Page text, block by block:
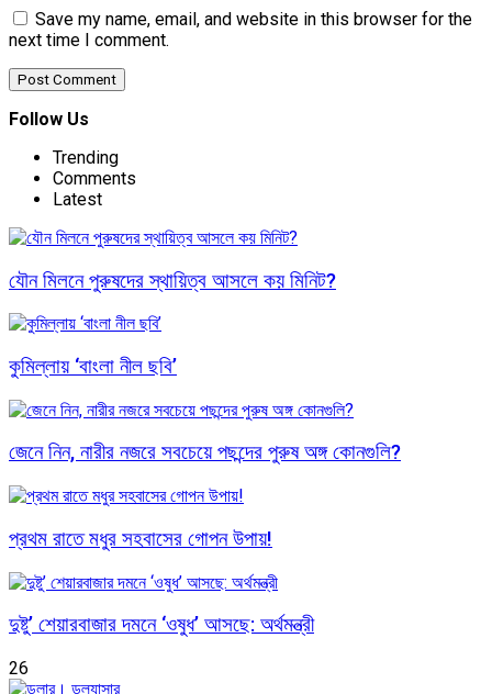
Save my name, email, and website in this browser for the
next time I comment.
Follow Us
Trending
Comments
Latest
যৌন মিলনে পুরুষদের স্থায়িত্ব আসলে কয় মিনিট?
কুমিল্লায় ‘বাংলা নীল ছবি’
জেনে নিন, নারীর নজরে সবচেয়ে পছন্দের পুরুষ অঙ্গ কোনগুলি?
প্রথম রাতে মধুর সহবাসের গোপন উপায়!
দুষ্টু’ শেয়ারবাজার দমনে ‘ওষুধ’ আসছে: অর্থমন্ত্রী
26